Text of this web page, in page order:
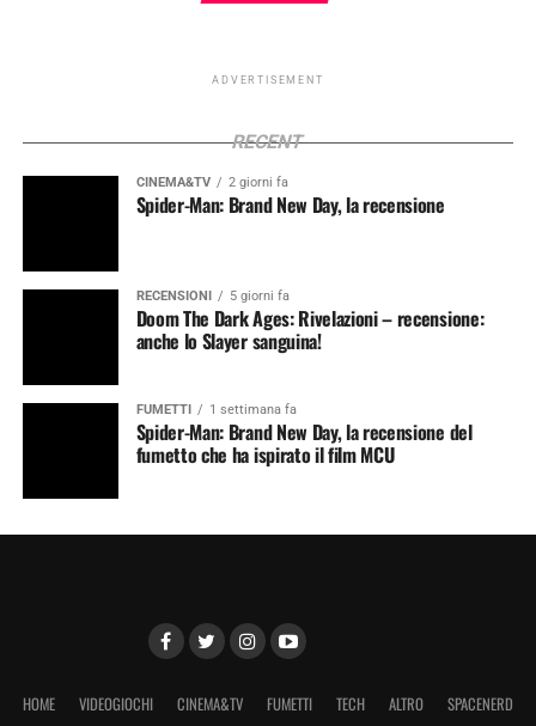
ADVERTISEMENT
RECENT
CINEMA&TV 2 giorni fa
Spider-Man: Brand New Day, la recensione
RECENSIONI 5 giorni fa
Doom The Dark Ages: Rivelazioni – recensione:
anche lo Slayer sanguina!
FUMETTI 1 settimana fa
Spider-Man: Brand New Day, la recensione del
fumetto che ha ispirato il film MCU
HOME VIDEOGIOCHI CINEMA&TV FUMETTI TECH ALTRO SPACENERD